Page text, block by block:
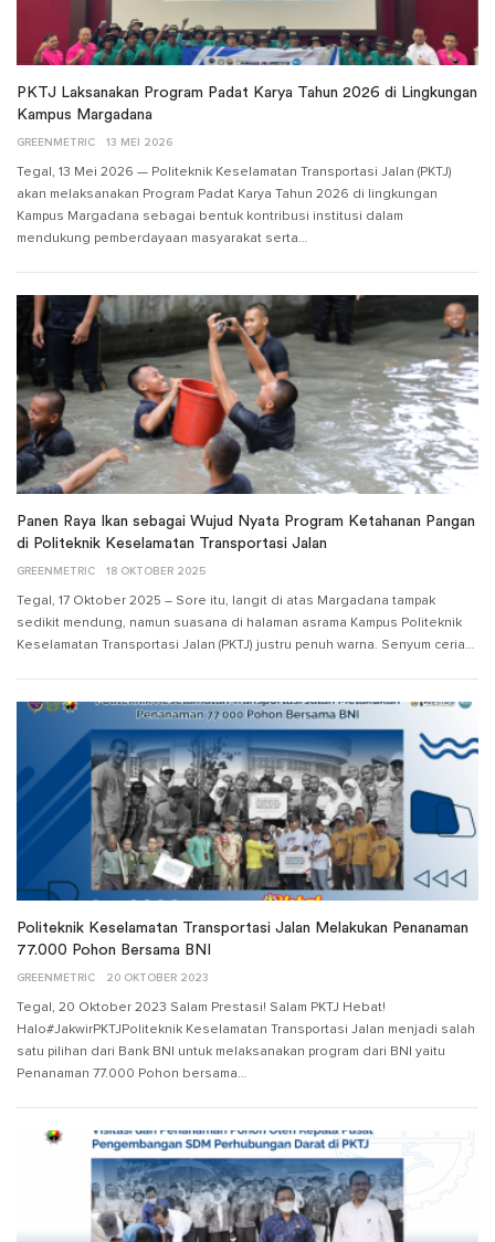
PKTJ Laksanakan Program Padat Karya Tahun 2026 di Lingkungan
Kampus Margadana
GREENMETRIC 13 MEI 2026
Tegal, 13 Mei 2026 — Politeknik Keselamatan Transportasi Jalan (PKTJ)
akan melaksanakan Program Padat Karya Tahun 2026 di lingkungan
Kampus Margadana sebagai bentuk kontribusi institusi dalam
mendukung pemberdayaan masyarakat serta…
Panen Raya Ikan sebagai Wujud Nyata Program Ketahanan Pangan
di Politeknik Keselamatan Transportasi Jalan
GREENMETRIC 18 OKTOBER 2025
Tegal, 17 Oktober 2025 – Sore itu, langit di atas Margadana tampak
sedikit mendung, namun suasana di halaman asrama Kampus Politeknik
Keselamatan Transportasi Jalan (PKTJ) justru penuh warna. Senyum ceria…
Politeknik Keselamatan Transportasi Jalan Melakukan Penanaman
77.000 Pohon Bersama BNI
GREENMETRIC 20 OKTOBER 2023
Tegal, 20 Oktober 2023 Salam Prestasi! Salam PKTJ Hebat!
Halo#JakwirPKTJPoliteknik Keselamatan Transportasi Jalan menjadi salah
satu pilihan dari Bank BNI untuk melaksanakan program dari BNI yaitu
Penanaman 77.000 Pohon bersama…